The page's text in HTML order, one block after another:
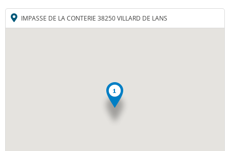
IMPASSE DE LA CONTERIE 38250 VILLARD DE LANS